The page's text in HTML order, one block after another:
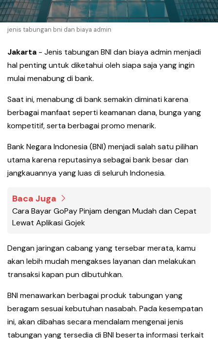
jenis tabungan bni dan biaya admin
Jakarta - Jenis tabungan BNI dan biaya admin menjadi
hal penting untuk diketahui oleh siapa saja yang ingin
mulai menabung di bank.
Saat ini, menabung di bank semakin diminati karena
berbagai manfaat seperti keamanan dana, bunga yang
kompetitif, serta berbagai promo menarik.
Bank Negara Indonesia (BNI) menjadi salah satu pilihan
utama karena reputasinya sebagai bank besar dan
jangkauannya yang luas di seluruh Indonesia.
Baca Juga
Cara Bayar GoPay Pinjam dengan Mudah dan Cepat
Lewat Aplikasi Gojek
Dengan jaringan cabang yang tersebar merata, kamu
akan lebih mudah mengakses layanan dan melakukan
transaksi kapan pun dibutuhkan.
BNI menawarkan berbagai produk tabungan yang
beragam sesuai kebutuhan nasabah. Pada kesempatan
ini, akan dibahas secara mendalam mengenai jenis
tabungan yang tersedia di BNI beserta informasi terkait